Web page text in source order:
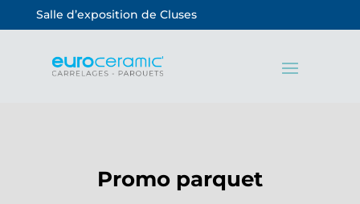
Salle d’exposition de Cluses
Promo parquet